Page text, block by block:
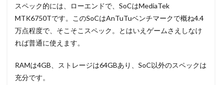
スペック的には、ローエンドで、SoCはMediaTek
MTK6750Tです。このSoCはAnTuTuベンチマークで概ね4.4
万点程度で、そこそこスペック。とはいえゲームさえしなけ
れば普通に使えます。
RAMは4GB、ストレージは64GBあり、SoC以外のスペックは
充分です。